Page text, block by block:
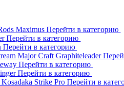
Maximus Перейти в категорию
Перейти в категорию
Перейти в категорию
Major Craft Graphiteleader
Перейти в категорию
Перейти в категорию
Kosadaka Strike Pro Перейти в